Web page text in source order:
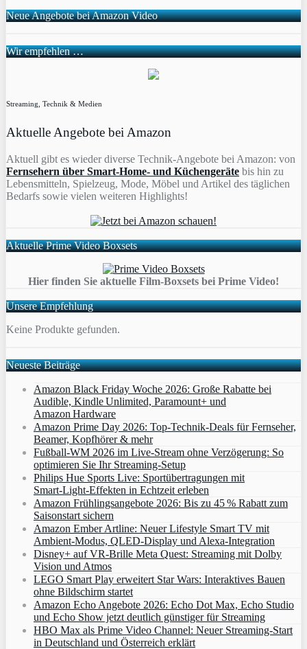
Neue Angebote bei Amazon Video
Wir empfehlen …
Streaming, Technik & Medien
Aktuelle Angebote bei Amazon
Aktuell gibt es wieder diverse Technik-Angebote bei Amazon: von
Fernsehern über Smart-Home- und Küchengeräte bis hin zu
Lebensmitteln, Spielzeug, Mode, Möbel und Artikel des täglichen
Bedarfs sowie vielen weiteren Highlights!
Aktuelle Prime Video Boxsets
Hier finden Sie aktuelle Film-Boxsets bei Prime Video!
Unsere Empfehlung
Keine Produkte gefunden.
Neueste Beiträge
Amazon Black Friday Woche 2026: Große Rabatte bei
Audible, Kindle Unlimited, Paramount+ und
Amazon Hardware
Amazon Prime Day 2026: Top-Technik-Deals für Fernseher,
Beamer, Kopfhörer & mehr
Fußball-WM 2026 im Live-Stream ohne Verzögerung: So
optimieren Sie Ihr Streaming-Setup
Philips Hue Sports Live: Sportübertragungen mit
Smart‑Light‑Effekten in Echtzeit erleben
Amazon Frühlingsangebote 2026: Bis zu 45 % Rabatt zum
Saisonstart sichern
Amazon Ember Artline: Neuer Lifestyle Smart TV mit
Ambient‑Modus, QLED‑Display und Alexa‑Integration
Disney+ auf VR-Brille Meta Quest: Streaming mit Dolby
Vision und Atmos
LEGO Smart Play erweitert Star Wars: Interaktives Bauen
ohne Bildschirm startet
Amazon Echo Angebote 2026: Echo Dot Max, Echo Studio
und Echo Show jetzt deutlich günstiger für Streaming
HBO Max als Prime Video Channel: Neuer Streaming‑Start
in Deutschland und Österreich erklärt